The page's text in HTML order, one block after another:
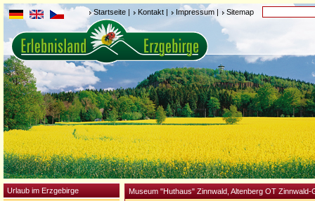
Startseite | Kontakt | Impressum | Sitemap
Urlaub im Erzgebirge
Museum "Huthaus" Zinnwald, Altenberg OT Zinnwald-